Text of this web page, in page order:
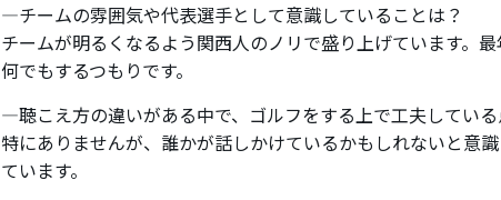
―チームの雰囲気や代表選手として意識していることは？
チームが明るくなるよう関西人のノリで盛り上げています。
何でもするつもりです。
―聴こえ方の違いがある中で、ゴルフをする上で工夫している
特にありませんが、誰かが話しかけているかもしれないと意
ています。